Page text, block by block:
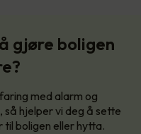
gjøre boligen
med alarm og
så hjelper vi deg å sette
til boligen eller hytta.